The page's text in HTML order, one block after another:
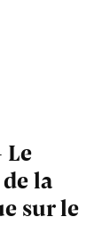
Le
la
sur le